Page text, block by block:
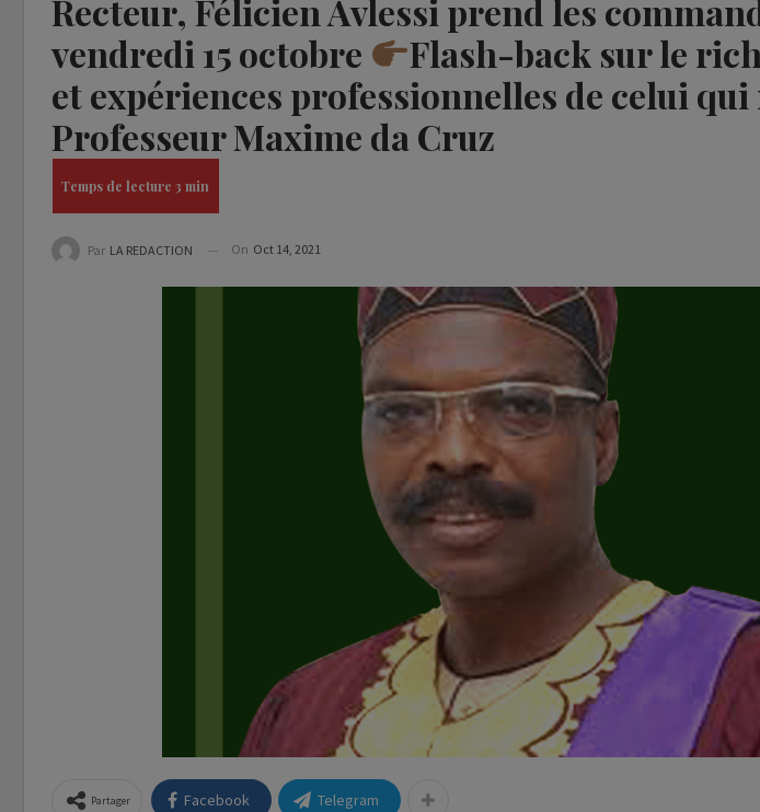
Recteur, Félicien Avlessi prend les
vendredi 15 octobre
Flash-back sur le
et expériences professionnelles de celui
Professeur Maxime da Cruz
Par LA REDACTION On Oct 14, 2021
Partager Facebook Telegram